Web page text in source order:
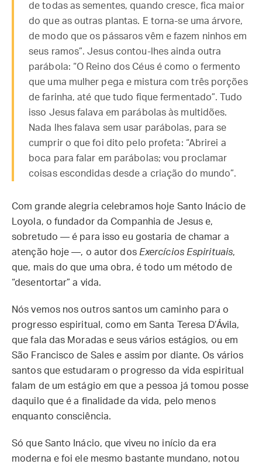
de todas as sementes, quando cresce, fica maior
do que as outras plantas. E torna-se uma árvore,
de modo que os pássaros vêm e fazem ninhos em
seus ramos”. Jesus contou-lhes ainda outra
parábola: “O Reino dos Céus é como o fermento
que uma mulher pega e mistura com três porções
de farinha, até que tudo fique fermentado”. Tudo
isso Jesus falava em parábolas às multidões.
Nada lhes falava sem usar parábolas, para se
cumprir o que foi dito pelo profeta: “Abrirei a
boca para falar em parábolas; vou proclamar
coisas escondidas desde a criação do mundo”.
Com grande alegria celebramos hoje Santo Inácio de
Loyola, o fundador da Companhia de Jesus e,
sobretudo — é para isso eu gostaria de chamar a
atenção hoje —, o autor dos Exercícios Espirituais,
que, mais do que uma obra, é todo um método de
“desentortar” a vida.
Nós vemos nos outros santos um caminho para o
progresso espiritual, como em Santa Teresa D’Ávila,
que fala das Moradas e seus vários estágios, ou em
São Francisco de Sales e assim por diante. Os vários
santos que estudaram o progresso da vida espiritual
falam de um estágio em que a pessoa já tomou posse
daquilo que é a finalidade da vida, pelo menos
enquanto consciência.
Só que Santo Inácio, que viveu no início da era
moderna e foi ele mesmo bastante mundano, notou